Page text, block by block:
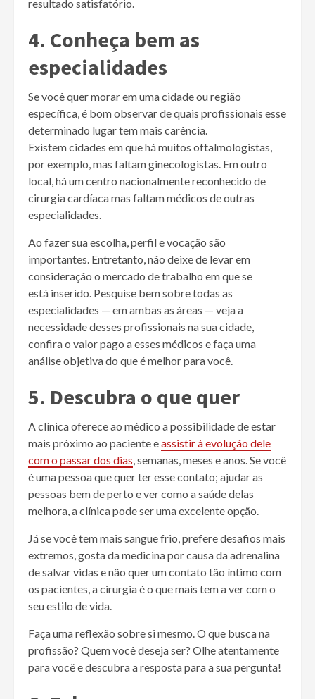
resultado satisfatório.
4. Conheça bem as
especialidades
Se você quer morar em uma cidade ou região
específica, é bom observar de quais profissionais esse
determinado lugar tem mais carência.
Existem cidades em que há muitos oftalmologistas,
por exemplo, mas faltam ginecologistas. Em outro
local, há um centro nacionalmente reconhecido de
cirurgia cardíaca mas faltam médicos de outras
especialidades.
Ao fazer sua escolha, perfil e vocação são
importantes. Entretanto, não deixe de levar em
consideração o mercado de trabalho em que se
está inserido. Pesquise bem sobre todas as
especialidades — em ambas as áreas — veja a
necessidade desses profissionais na sua cidade,
confira o valor pago a esses médicos e faça uma
análise objetiva do que é melhor para você.
5. Descubra o que quer
A clínica oferece ao médico a possibilidade de estar
mais próximo ao paciente eassistir à evolução dele
com o passar dos dias , semanas, meses e anos. Se você
é uma pessoa que quer ter esse contato; ajudar as
pessoas bem de perto e ver como a saúde delas
melhora, a clínica pode ser uma excelente opção.
Já se você tem mais sangue frio, prefere desafios mais
extremos, gosta da medicina por causa da adrenalina
de salvar vidas e não quer um contato tão íntimo com
os pacientes, a cirurgia é o que mais tem a ver com o
seu estilo de vida.
Faça uma reflexão sobre si mesmo. O que busca na
profissão? Quem você deseja ser? Olhe atentamente
para você e descubra a resposta para a sua pergunta!